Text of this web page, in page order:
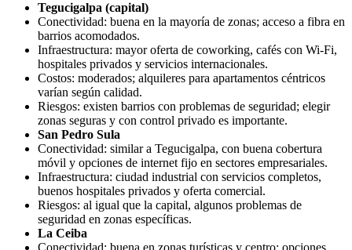
Tegucigalpa (capital)
Conectividad: buena en la mayoría de zonas; acceso a fibra en
barrios acomodados.
Infraestructura: mayor oferta de coworking, cafés con Wi‑Fi,
hospitales privados y servicios internacionales.
Costos: moderados; alquileres para apartamentos céntricos
varían según calidad.
Riesgos: existen barrios con problemas de seguridad; elegir
zonas seguras y con control privado es importante.
San Pedro Sula
Conectividad: similar a Tegucigalpa, con buena cobertura
móvil y opciones de internet fijo en sectores empresariales.
Infraestructura: ciudad industrial con servicios completos,
buenos hospitales privados y oferta comercial.
Riesgos: al igual que la capital, algunos problemas de
seguridad en zonas específicas.
La Ceiba